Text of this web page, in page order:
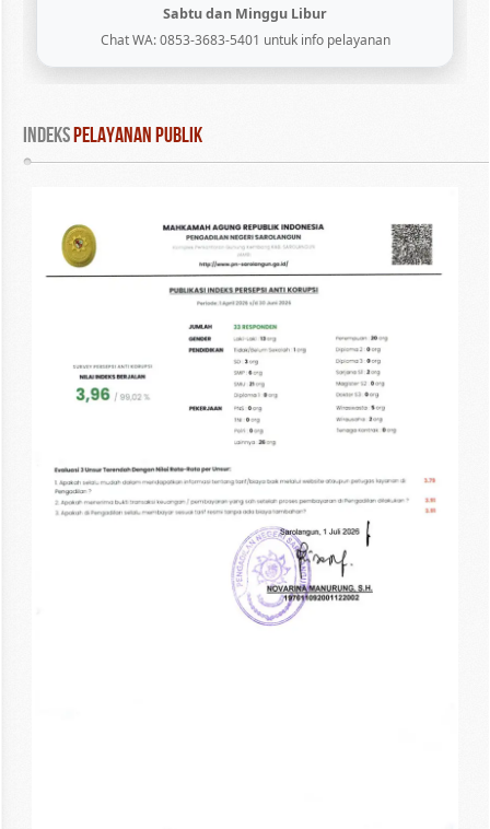
Sabtu dan Minggu Libur
Chat WA: 0853-3683-5401 untuk info pelayanan
INDEKS PELAYANAN PUBLIK